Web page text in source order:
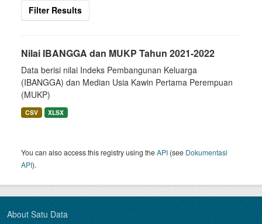
Filter Results
Nilai IBANGGA dan MUKP Tahun 2021-2022
Data berisi nilai Indeks Pembangunan Keluarga
(IBANGGA) dan Median Usia Kawin Pertama Perempuan
(MUKP)
CSV XLSX
You can also access this registry using theAPI (see Dokumentasi
API).
About Satu Data